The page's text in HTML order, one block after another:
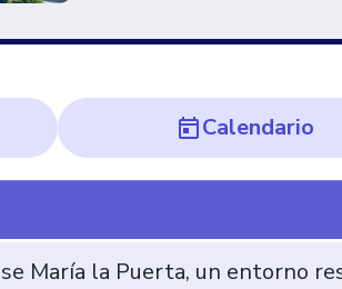
Calendario
María la Puerta, un entorno